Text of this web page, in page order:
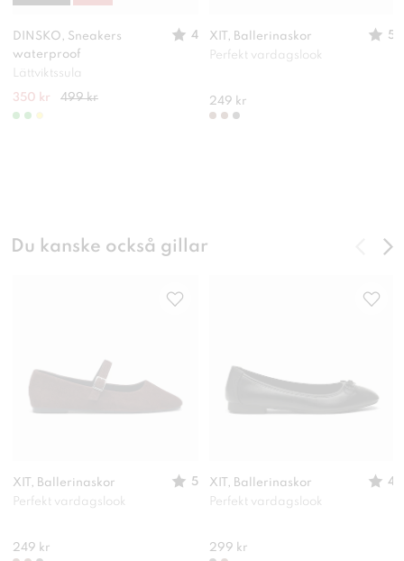
DINSKO, Sneakers
waterproof
4
Lättviktssula
350 kr 499 kr
XIT, Ballerinaskor
5
Perfekt vardagslook
249 kr
Du kanske också gillar
XIT, Ballerinaskor
5
Perfekt vardagslook
249 kr
XIT, Ballerinaskor
4
Perfekt vardagslook
299 kr